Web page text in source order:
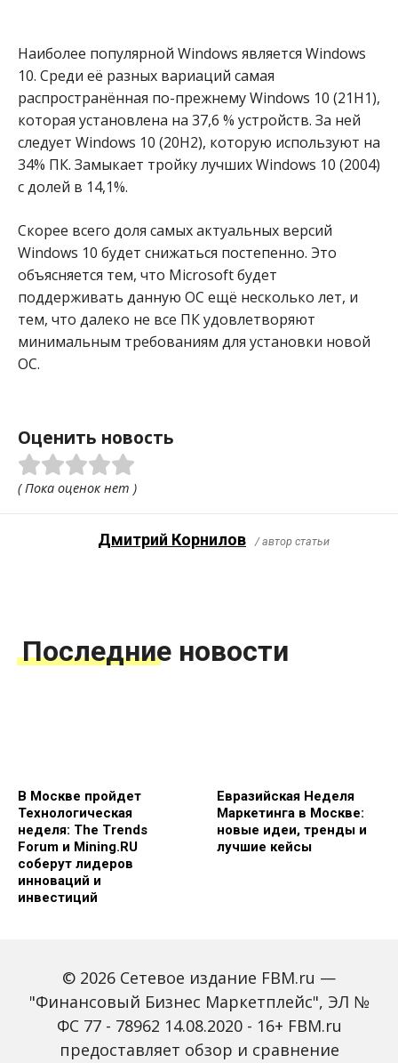
Наиболее популярной Windows является Windows
10. Среди её разных вариаций самая
распространённая по-прежнему Windows 10 (21H1),
которая установлена на 37,6 % устройств. За ней
следует Windows 10 (20H2), которую используют на
34% ПК. Замыкает тройку лучших Windows 10 (2004)
с долей в 14,1%.
Скорее всего доля самых актуальных версий
Windows 10 будет снижаться постепенно. Это
объясняется тем, что Microsoft будет
поддерживать данную ОС ещё несколько лет, и
тем, что далеко не все ПК удовлетворяют
минимальным требованиям для установки новой
ОС.
Оценить новость
( Пока оценок нет )
Дмитрий Корнилов / автор статьи
Последние новости
В Москве пройдет
Технологическая
неделя: The Trends
Forum и Mining.RU
соберут лидеров
инноваций и
инвестиций
Евразийская Неделя
Маркетинга в Москве:
новые идеи, тренды и
лучшие кейсы
© 2026 Сетевое издание FBM.ru —
"Финансовый Бизнес Маркетплейс", ЭЛ №
ФС 77 - 78962 14.08.2020 - 16+ FBM.ru
предоставляет обзор и сравнение